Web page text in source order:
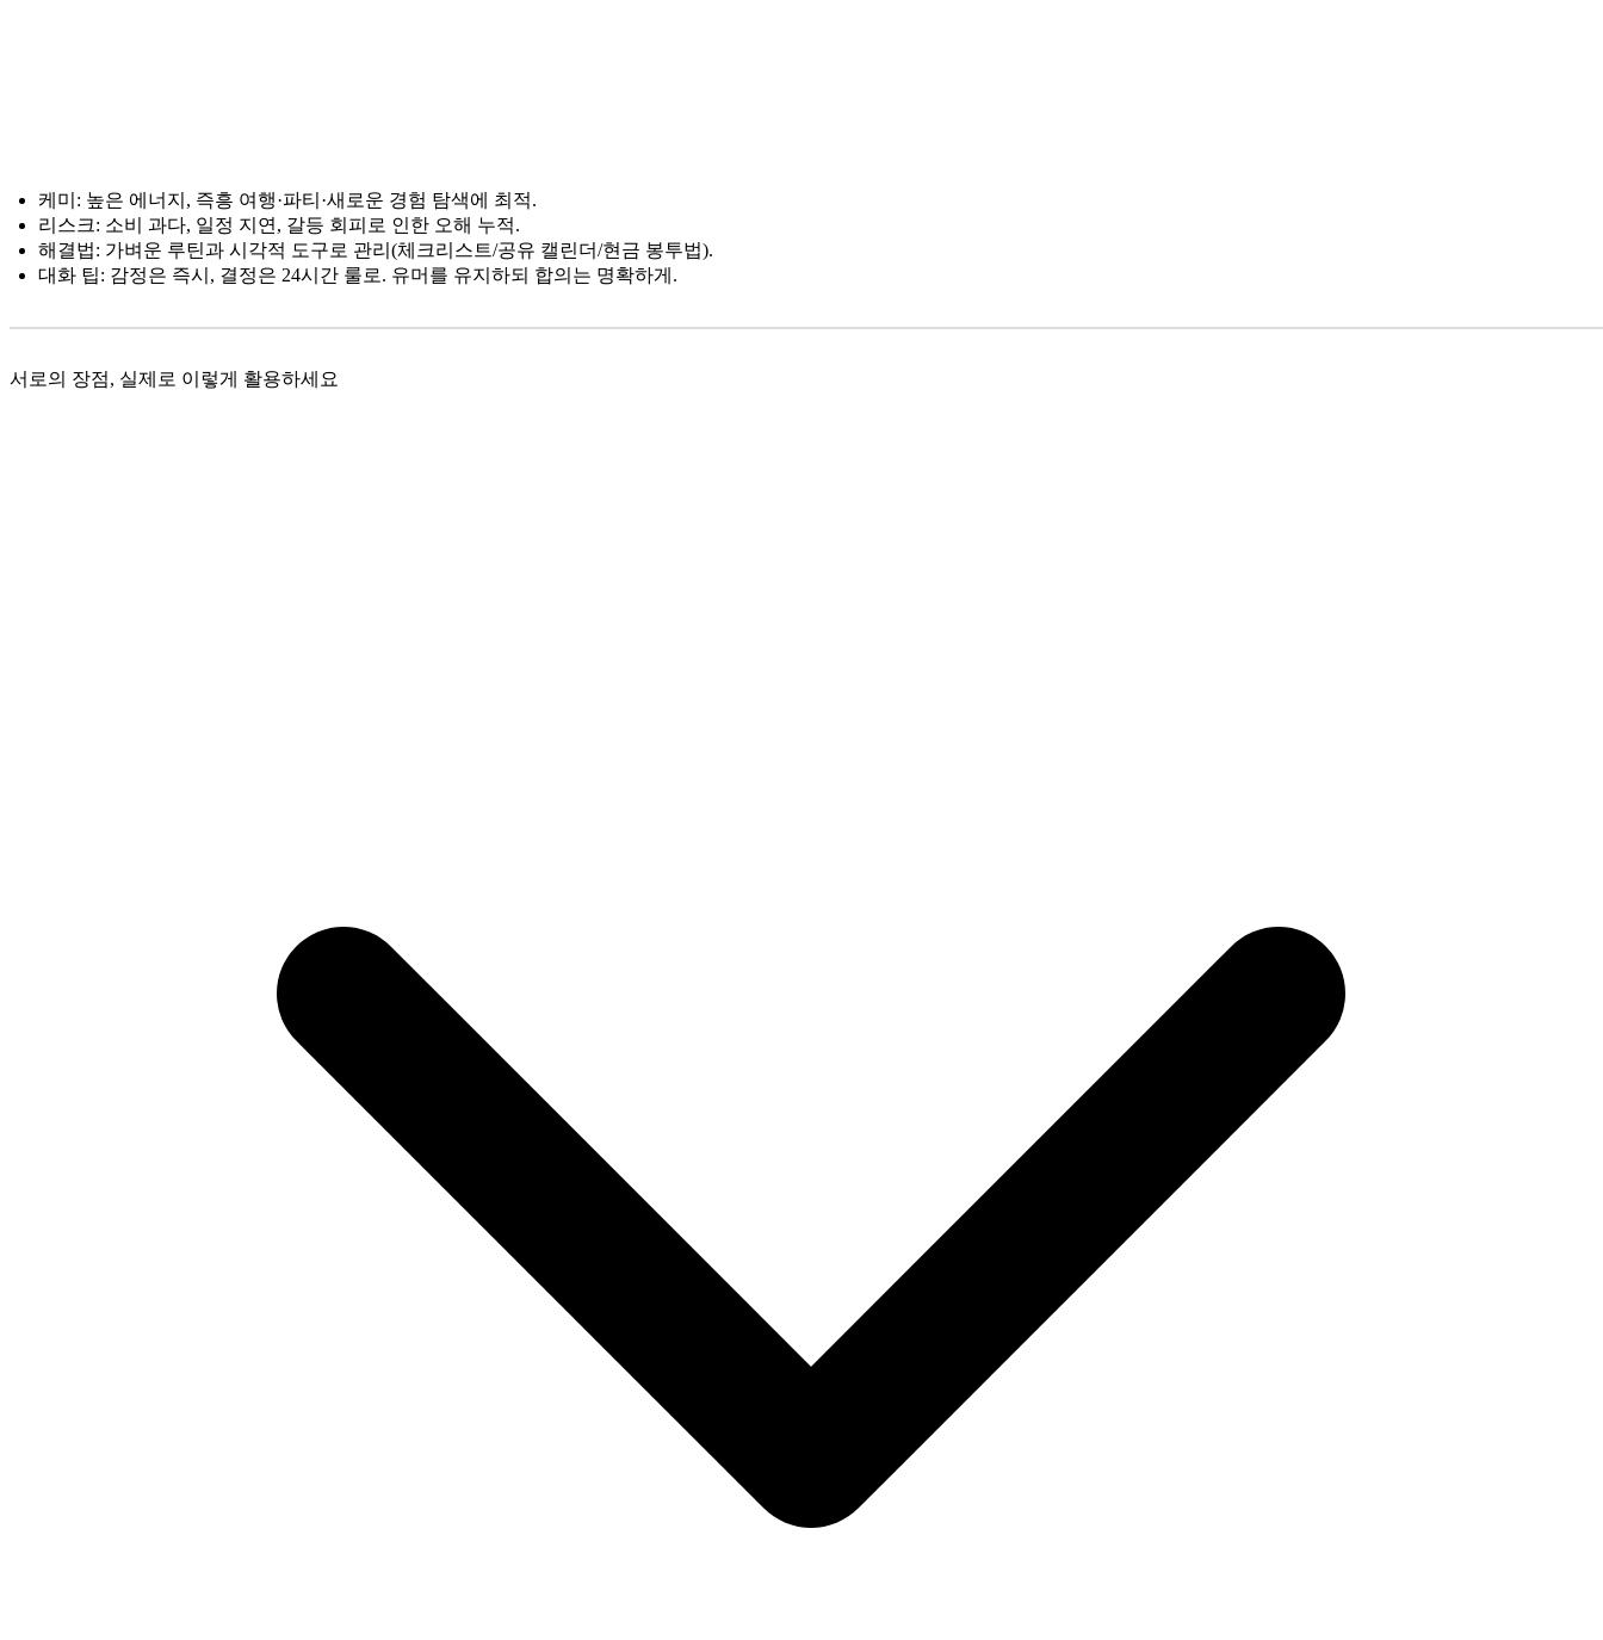
케미: 높은 에너지, 즉흥 여행·파티·새로운 경험 탐색에 최적.
리스크: 소비 과다, 일정 지연, 갈등 회피로 인한 오해 누적.
해결법: 가벼운 루틴과 시각적 도구로 관리(체크리스트/공유 캘린더/현금 봉투법).
대화 팁: 감정은 즉시, 결정은 24시간 룰로. 유머를 유지하되 합의는 명확하게.
서로의 장점, 실제로 이렇게 활용하세요